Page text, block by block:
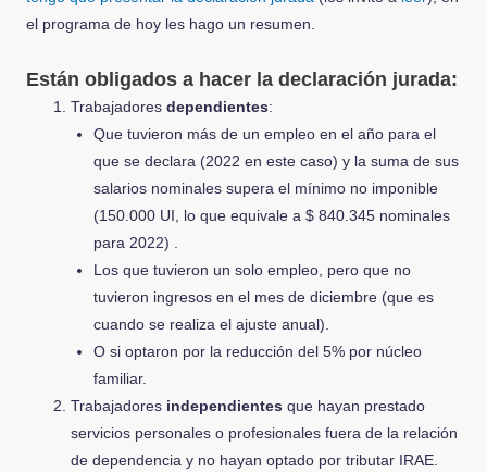
el programa de hoy les hago un resumen.
Están obligados a hacer la declaración jurada:
Trabajadoresdependientes:
Que tuvieron más de un empleo en el año para el
que se declara (2022 en este caso) y la suma de sus
salarios nominales supera el mínimo no imponible
(150.000 UI, lo que equivale a $ 840.345 nominales
para 2022) .
Los que tuvieron un solo empleo, pero que no
tuvieron ingresos en el mes de diciembre (que es
cuando se realiza el ajuste anual).
O si optaron por la reducción del 5% por núcleo
familiar.
Trabajadores independientesque hayan prestado
servicios personales o profesionales fuera de la relación
de dependencia y no hayan optado por tributar IRAE.